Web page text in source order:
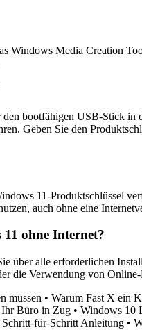
Media Creation
bootfähigen USB-Stick in
Geben Sie den
11-Produktschlüssel
auch ohne eine
ohne Internet?
alle erforderlichen
die Verwendung von
müssen • Warum Fast X ein
Büro in Zug • Windows 10
Schritt-für-Schritt Anleitung •